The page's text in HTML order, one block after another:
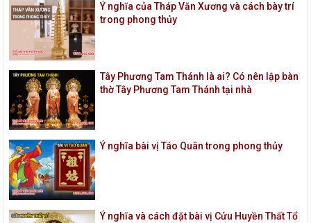
Ý nghĩa của Tháp Văn Xương và cách bày trí
trong phong thủy
Tây Phương Tam Thánh là ai? Có nên lập bàn
thờ Tây Phương Tam Thánh tại nhà
Ý nghĩa bài vị Táo Quân trong phong thủy
Ý nghĩa và cách đặt bài vị Cửu Huyền Thất Tổ